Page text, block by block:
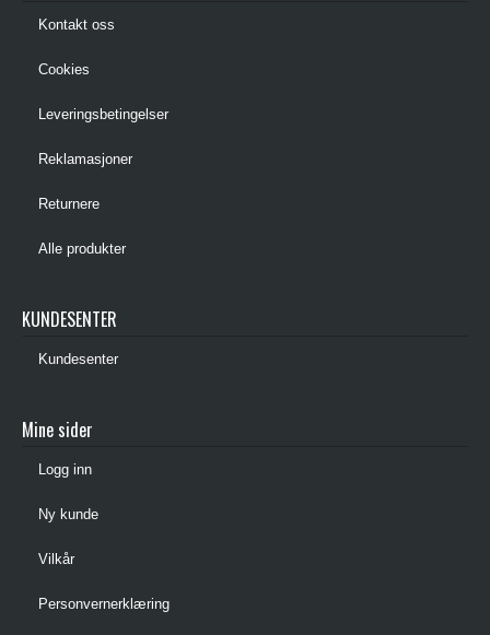
Kontakt oss
Cookies
Leveringsbetingelser
Reklamasjoner
Returnere
Alle produkter
KUNDESENTER
Kundesenter
Mine sider
Logg inn
Ny kunde
Vilkår
Personvernerklæring